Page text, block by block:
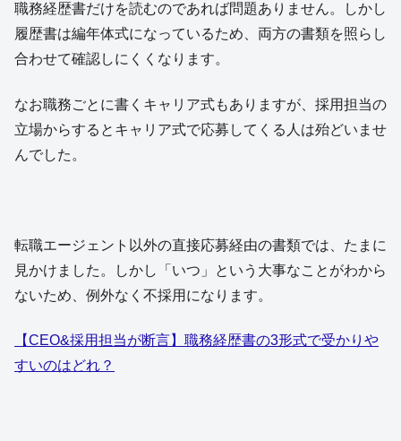
職務経歴書だけを読むのであれば問題ありません。しかし
履歴書は編年体式になっているため、両方の書類を照らし
合わせて確認しにくくなります。
なお職務ごとに書くキャリア式もありますが、採用担当の
立場からするとキャリア式で応募してくる人は殆どいませ
んでした。
転職エージェント以外の直接応募経由の書類では、たまに
見かけました。しかし「いつ」という大事なことがわから
ないため、例外なく不採用になります。
【CEO&採用担当が断言】職務経歴書の3形式で受かりや
すいのはどれ？